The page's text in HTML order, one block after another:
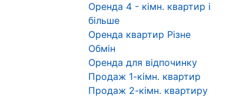
Оренда 4 - кімн. квартир і
більше
Оренда квартир Різне
Обмін
Оренда для відпочинку
Продаж 1-кімн. квартир
Продаж 2-кімн. квартиру